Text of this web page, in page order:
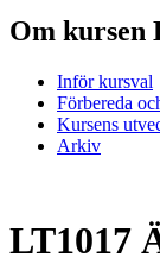
Om kursen
Inför kursval
Förbereda
Kursens
Arkiv
LT1017